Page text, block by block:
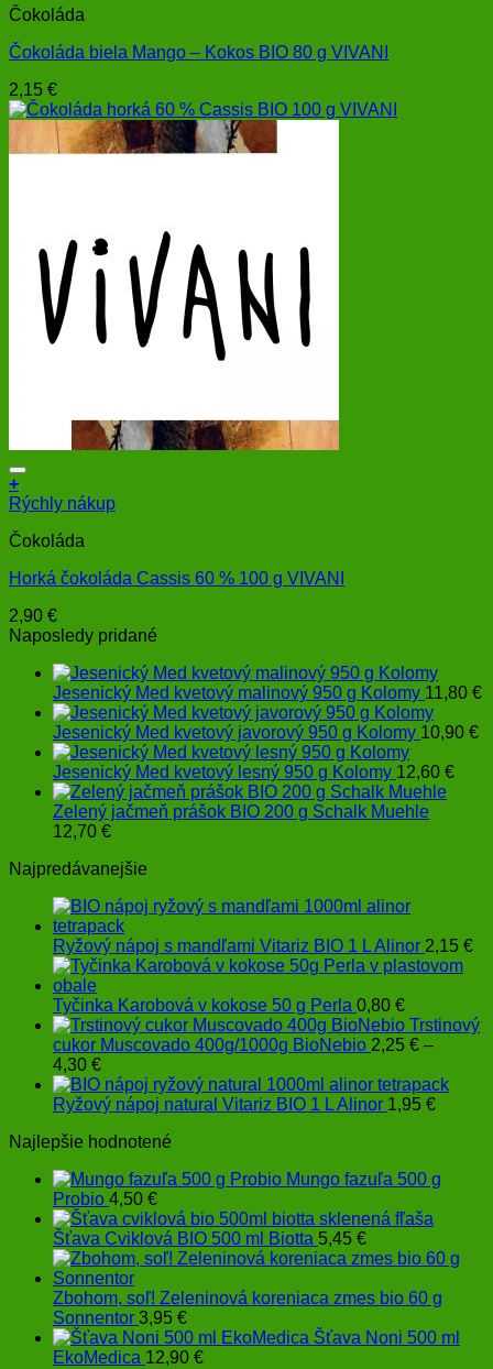
Čokoláda
Čokoláda biela Mango – Kokos BIO 80 g VIVANI
2,15 €
+
Rýchly nákup
Čokoláda
Horká čokoláda Cassis 60 % 100 g VIVANI
2,90 €
Naposledy pridané
Jesenický Med kvetový malinový 950 g Kolomy 11,80 €
Jesenický Med kvetový javorový 950 g Kolomy 10,90 €
Jesenický Med kvetový lesný 950 g Kolomy 12,60 €
Zelený jačmeň prášok BIO 200 g Schalk Muehle
12,70 €
Najpredávanejšie
Ryžový nápoj s mandľami Vitariz BIO 1 L Alinor 2,15 €
Tyčinka Karobová v kokose 50 g Perla 0,80 €
Trstinový
cukor Muscovado 400g/1000g BioNebio 2,25 € –
4,30 €Price
range:
2,25 €
4,30 €
Ryžový nápoj natural Vitariz BIO 1 L Alinor 1,95 €
Najlepšie hodnotené
Mungo fazuľa 500 g
Probio 4,50 €
Šťava Cviklová BIO 500 ml Biotta 5,45 €
Zbohom, soľ! Zeleninová koreniaca zmes bio 60 g
Sonnentor 3,95 €
Šťava Noni 500 ml
EkoMedica 12,90 €